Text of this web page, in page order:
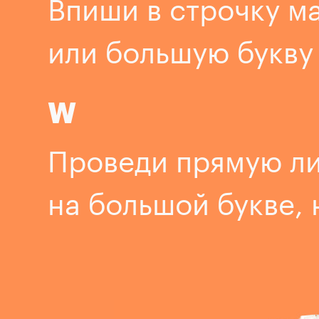
или большую букву
W
Проведи прямую
на большой букве,